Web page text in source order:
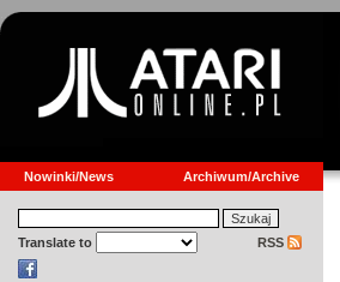
Nowinki/News Archiwum/Archive
Translate to RSS